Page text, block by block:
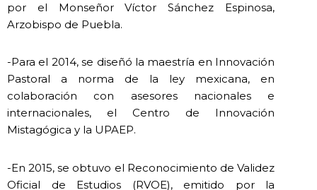
por el Monseñor Víctor Sánchez Espinosa,
Arzobispo de Puebla.
-Para el 2014, se diseñó la maestría en Innovación
Pastoral a norma de la ley mexicana, en
colaboración con asesores nacionales e
internacionales, el Centro de Innovación
Mistagógica y la UPAEP.
-En 2015, se obtuvo el Reconocimiento de Validez
Oficial de Estudios (RVOE), emitido por la